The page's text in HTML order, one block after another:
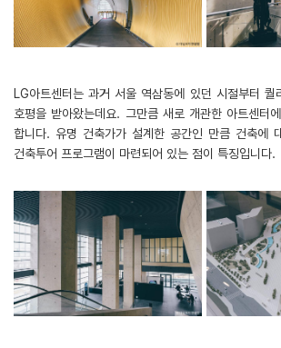
LG아트센터는 과거 서울 역삼동에 있던 시절부터 퀄
호평을 받아왔는데요. 그만큼 새로 개관한 아트센터
합니다. 유명 건축가가 설계한 공간인 만큼 건축에
건축투어 프로그램이 마련되어 있는 점이 특징입니다.